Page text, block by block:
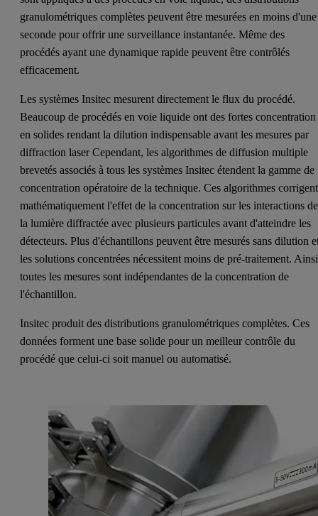
granulométriques complètes peuvent être mesurées en moins d'une
seconde pour offrir une surveillance instantanée. Même des
procédés ayant une dynamique rapide peuvent être contrôlés
efficacement.
Les systèmes Insitec mesurent directement le flux du procédé.
Beaucoup de procédés en voie liquide ont des fortes concentration
en solides rendant la dilution indispensable avant les mesures par
diffraction laser Cependant, les algorithmes de diffusion multiple
brevetés associés à tous les systèmes Insitec étendent la gamme de
concentration opératoire de la technique. Ces algorithmes corrigent
mathématiquement l'effet de la concentration sur les interactions de
la lumière diffractée avec plusieurs particules avant d'atteindre les
détecteurs. Plus d'échantillons peuvent être mesurés sans dilution
les solutions concentrées nécessitent moins de pré-traitement.
toutes les mesures sont indépendantes de la concentration de
l'échantillon.
Insitec produit des distributions granulométriques complètes. Ces
données forment une base solide pour un meilleur contrôle du
procédé que celui-ci soit manuel ou automatisé.